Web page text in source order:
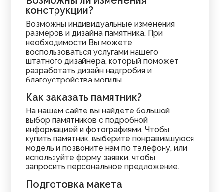
конструкции?
Возможны индивидуальные изменения
размеров и дизайна памятника. При
необходимости Вы можете
воспользоваться услугами нашего
штатного дизайнера, который поможет
разработать дизайн надгробия и
благоустройства могилы.
Как заказать памятник?
На нашем сайте вы найдете большой
выбор памятников с подробной
информацией и фотографиями. Чтобы
купить памятник, выберите понравившуюся
модель и позвоните нам по телефону, или
используйте форму заявки, чтобы
запросить персональное предложение.
Подготовка макета